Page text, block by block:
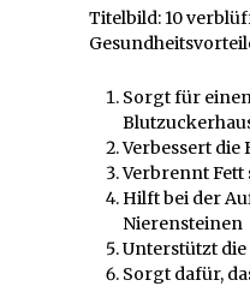
Titelbild: 10
Sorgt für
Verbessert
Verbrennt Fett
Hilft bei der
Nierensteinen
Unterstützt
Sorgt dafür,